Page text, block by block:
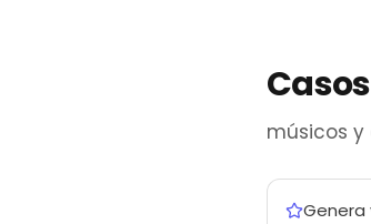
músicos
Genera